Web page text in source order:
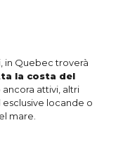
in Quebec troverà
la costa del
ancora attivi, altri
locande o
mare.